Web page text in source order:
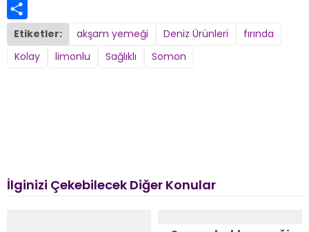
Twitter
Share
Etiketler: akşam yemeği Deniz Ürünleri
fırında
Kolay
limonlu Sağlıklı Somon
İlginizi Çekebilecek Diğer Konular